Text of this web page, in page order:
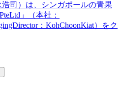
司）は、シンガポールの青果
」（本社：
：KohChoonKiat）をク